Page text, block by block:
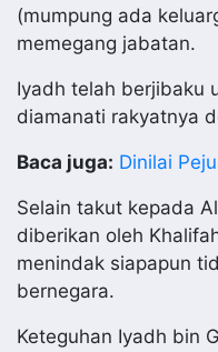
(mumpung ada
memegang jabatan.
Iyadh telah berjibaku
diamanati rakyatnya
Baca juga: Dinilai
Selain takut kepada
diberikan oleh
menindak siapapun
bernegara.
Keteguhan Iyadh bin